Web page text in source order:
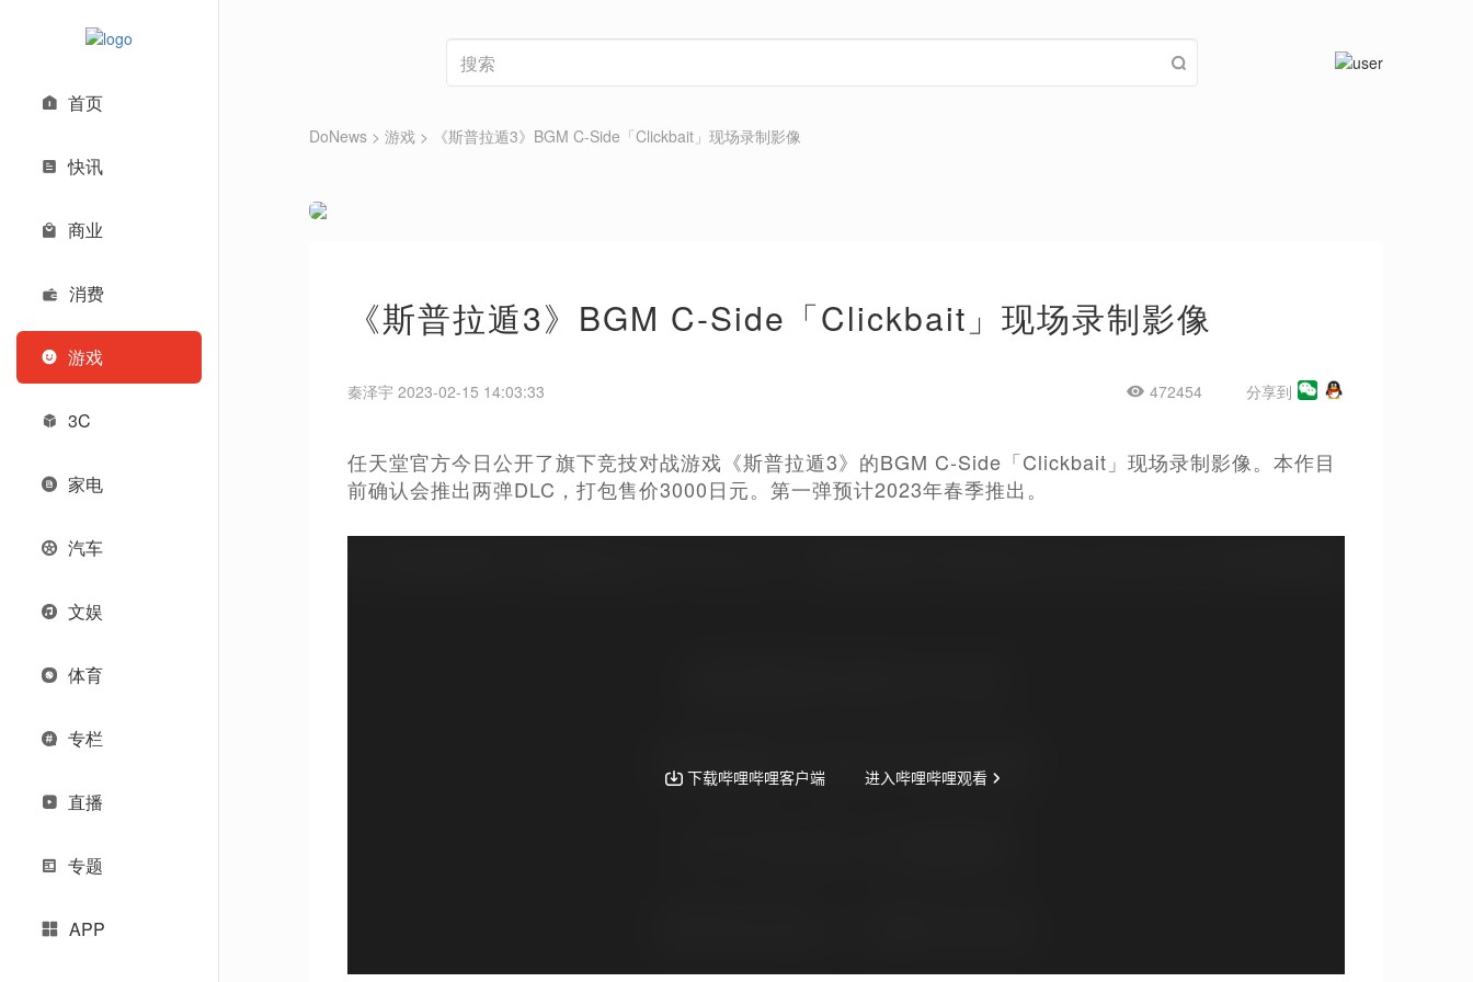
首页
快讯
商业
消费
游戏
3C
家电
汽车
文娱
体育
专栏
直播
专题
APP
DoNews > 游戏 > 《斯普拉遁3》BGM C-Side「Clickbait」现场录制影像
《斯普拉遁3》BGM C-Side「Clickbait」现场录制影像
秦泽宇 2023-02-15 14:03:33 472454 分享到
任天堂官方今日公开了旗下竞技对战游戏《斯普拉遁3》的BGM C-Side「Clickbait」现场录制影像。本作目
前确认会推出两弹DLC，打包售价3000日元。第一弹预计2023年春季推出。